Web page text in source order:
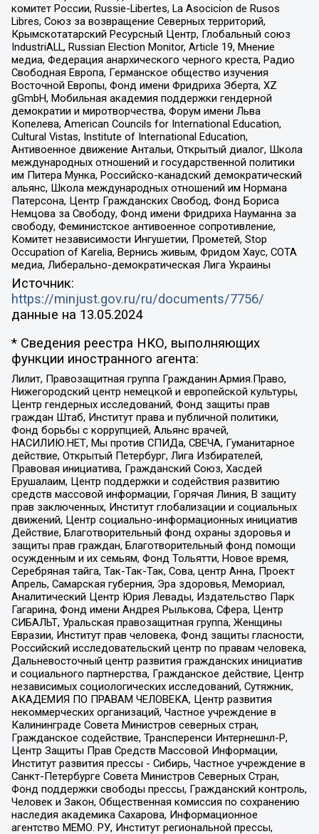
комитет России, Russie-Libertes, La Asocicion de Rusos
Libres, Союз за возвращение Северных территорий,
Крымскотатарский Ресурсный Центр, Глобальный союз
IndustriALL, Russian Election Monitor, Article 19, Мнение
медиа, Федерация анархического черного креста, Радио
Свободная Европа, Германское общество изучения
Восточной Европы, Фонд имени Фридриха Эберта, XZ
gGmbH, Мобильная академия поддержки гендерной
демократии и миротворчества, Форум имени Льва
Копелева, American Councils for International Education,
Cultural Vistas, Institute of International Education,
Антивоенное движение Антальи, Открытый диалог, Школа
международных отношений и государственной политики
им Питера Мунка, Российско-канадский демократический
альянс, Школа международных отношений им Нормана
Патерсона, Центр Гражданских Свобод, Фонд Бориса
Немцова за Свободу, Фонд имени Фридриха Науманна за
свободу, Феминистское антивоенное сопротивление,
Комитет независимости Ингушетии, Прометей, Stop
Occupation of Karelia, Вернись живым, Фридом Хаус, СОТА
медиа, Либерально-демократическая Лига Украины
Источник:
https://minjust.gov.ru/ru/documents/7756/
данные на 13.05.2024
* Сведения реестра НКО, выполняющих
функции иностранного агента:
Лилит, Правозащитная группа Гражданин.Армия.Право,
Нижегородский центр немецкой и европейской культуры,
Центр гендерных исследований, Фонд защиты прав
граждан Штаб, Институт права и публичной политики,
Фонд борьбы с коррупцией, Альянс врачей,
НАСИЛИЮ.НЕТ, Мы против СПИДа, СВЕЧА, Гуманитарное
действие, Открытый Петербург, Лига Избирателей,
Правовая инициатива, Гражданский Союз, Хасдей
Ерушалаим, Центр поддержки и содействия развитию
средств массовой информации, Горячая Линия, В защиту
прав заключенных, Институт глобализации и социальных
движений, Центр социально-информационных инициатив
Действие, Благотворительный фонд охраны здоровья и
защиты прав граждан, Благотворительный фонд помощи
осужденным и их семьям, Фонд Тольятти, Новое время,
Серебряная тайга, Так-Так-Так, Сова, центр Анна, Проект
Апрель, Самарская губерния, Эра здоровья, Мемориал,
Аналитический Центр Юрия Левады, Издательство Парк
Гагарина, Фонд имени Андрея Рылькова, Сфера, Центр
СИБАЛЬТ, Уральская правозащитная группа, Женщины
Евразии, Институт прав человека, Фонд защиты гласности,
Российский исследовательский центр по правам человека,
Дальневосточный центр развития гражданских инициатив
и социального партнерства, Гражданское действие, Центр
независимых социологических исследований, Сутяжник,
АКАДЕМИЯ ПО ПРАВАМ ЧЕЛОВЕКА, Центр развития
некоммерческих организаций, Частное учреждение в
Калининграде Совета Министров северных стран,
Гражданское содействие, Трансперенси Интернешнл-Р,
Центр Защиты Прав Средств Массовой Информации,
Институт развития прессы - Сибирь, Частное учреждение в
Санкт-Петербурге Совета Министров Северных Стран,
Фонд поддержки свободы прессы, Гражданский контроль,
Человек и Закон, Общественная комиссия по сохранению
наследия академика Сахарова, Информационное
агентство МЕМО. РУ, Институт региональной прессы,